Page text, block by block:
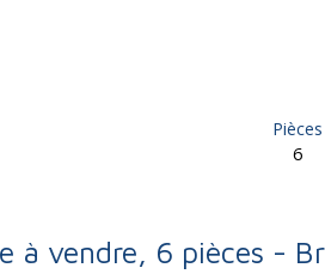
Pièces
6
à vendre, 6 pièces -